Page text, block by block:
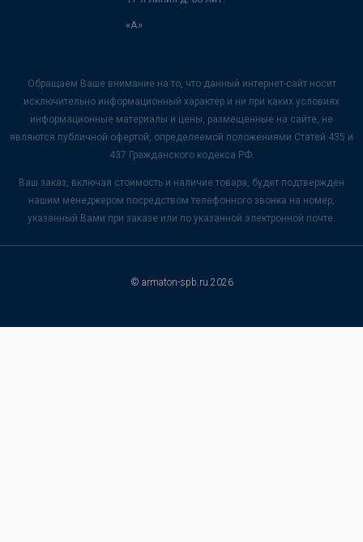
«А»
Обращаем Ваше внимание на то, что данный интернет-сайт носит
исключительно информационный характер и ни при каких условиях
информационные материалы и цены, размещенные на сайте, не
являются публичной офертой, определяемой положениями Статей 435 и
437 Гражданского кодекса РФ.
Ваш заказ, включая стоимость и наличие товара, будет подтвержден
нашим менеджером посредством телефонного звонка на номер,
указанный Вами при заказе или по указанной электронной почте.
© armaton-spb.ru 2026